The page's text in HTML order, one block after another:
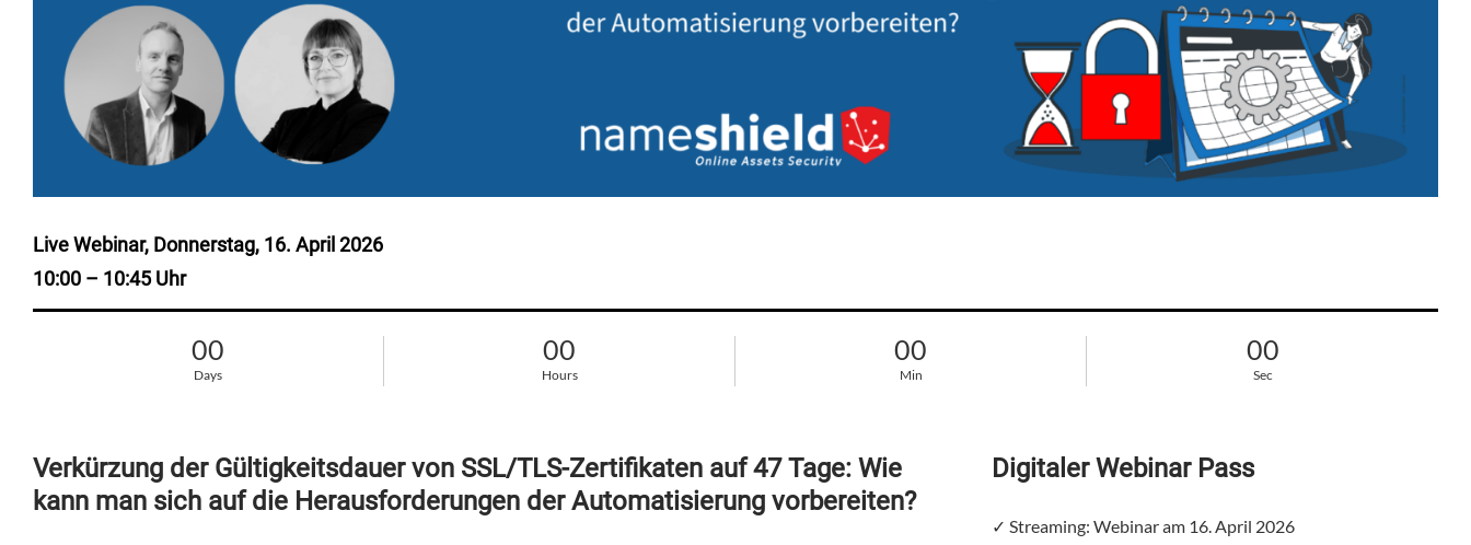
Live Webinar, Donnerstag, 16. April 2026
10:00 – 10:45 Uhr
00
Days
00
Hours
00
Min
00
Sec
Verkürzung der Gültigkeitsdauer von SSL/TLS-Zertifikaten auf 47 Tage: Wie
kann man sich auf die Herausforderungen der Automatisierung vorbereiten?
Digitaler Webinar Pass
✓ Streaming: Webinar am 16. April 2026